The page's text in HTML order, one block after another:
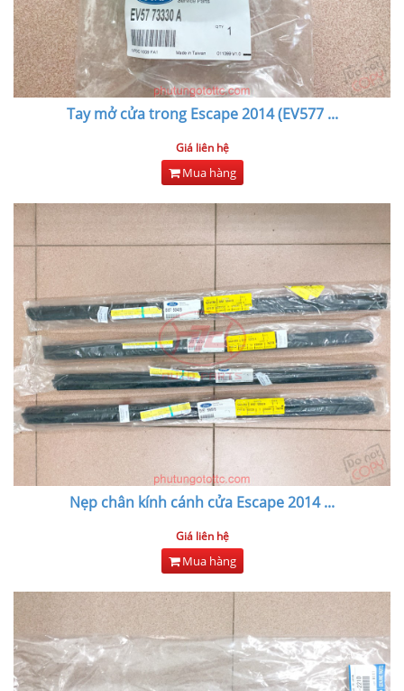
Tay mở cửa trong Escape 2014 (EV577...
Giá liên hệ
Mua hàng
Nẹp chân kính cánh cửa Escape 2014...
Giá liên hệ
Mua hàng